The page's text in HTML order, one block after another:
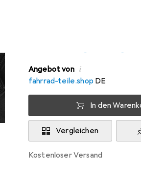
Angebot von i
fahrrad-teile.shop DE
In den
Vergleichen
kostenloser Versand